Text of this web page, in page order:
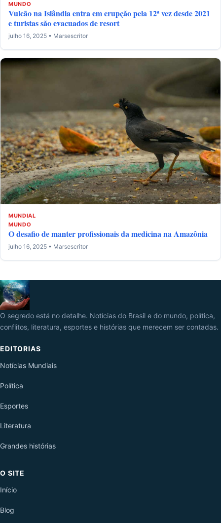
MUNDO
Vulcão na Islândia entra em erupção pela 12ª vez desde 2021
e turistas são evacuados de resort
julho 16, 2025 • Marsescritor
MUNDIAL
MUNDO
O desafio de manter profissionais da medicina na Amazônia
julho 16, 2025 • Marsescritor
O segredo está no detalhe. Notícias do Brasil e do mundo, política,
conflitos, literatura, esportes e histórias que merecem ser contadas.
EDITORIAS
Notícias Mundiais
Política
Esportes
Literatura
Grandes histórias
O SITE
Início
Blog